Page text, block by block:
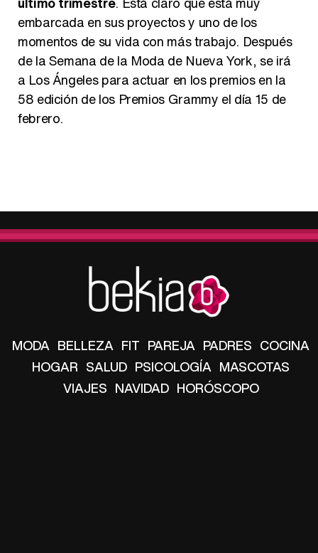
embarcada en sus proyectos y uno de los
momentos de su vida con más trabajo. Después
de la Semana de la Moda de Nueva York, se irá
a Los Ángeles para actuar en los premios en la
58 edición de los Premios Grammy el día 15 de
febrero.
MODA BELLEZA FIT PAREJA PADRES COCINA
HOGAR SALUD PSICOLOGÍA MASCOTAS
VIAJES NAVIDAD HORÓSCOPO